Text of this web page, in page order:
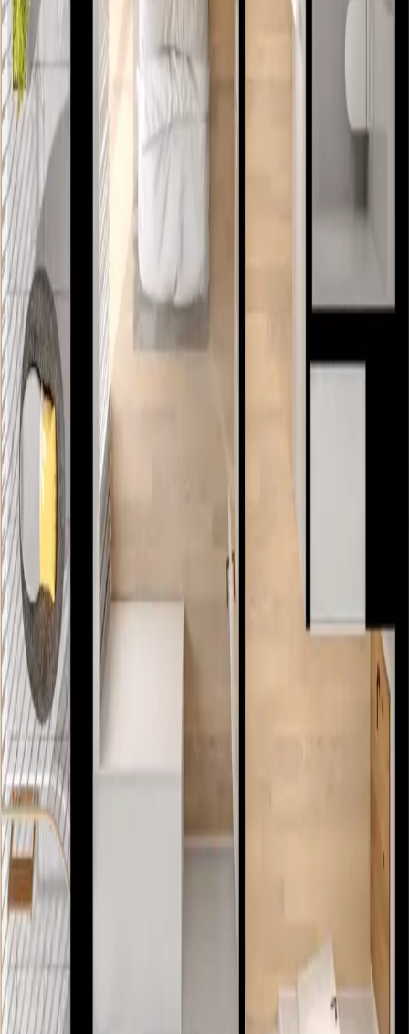
1 036 476
Metraż
63.98 m
Pokoje
3
Piętro
1
K1.A.02.06
1 046 358
Metraż
64.59 m
Pokoje
3
Piętro
2
K1.A.03.06
1 052 817
Metraż
64.59 m
Pokoje
3
Piętro
3
Pokaż więcej
Zapytaj o mieszkanie
Ile pokoi Cię interesuje?
1 2